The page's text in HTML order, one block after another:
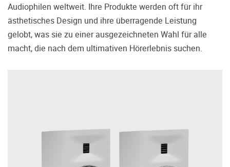
Audiophilen weltweit. Ihre Produkte werden oft für ihr
ästhetisches Design und ihre überragende Leistung
gelobt, was sie zu einer ausgezeichneten Wahl für alle
macht, die nach dem ultimativen Hörerlebnis suchen.